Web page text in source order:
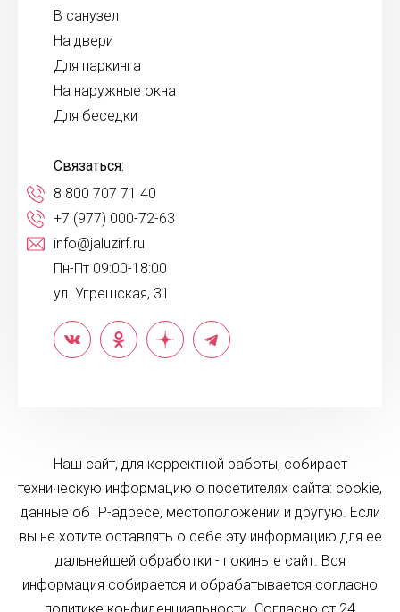
В санузел
На двери
Для паркинга
На наружные окна
Для беседки
Связаться:
8 800 707 71 40
+7 (977) 000-72-63
info@jaluzirf.ru
Пн-Пт 09:00-18:00
ул. Угрешская, 31
Наш сайт, для корректной работы, собирает
техническую информацию о посетителях сайта: cookie,
данные об IP-адресе, местоположении и другую. Если
вы не хотите оставлять о себе эту информацию для ее
дальнейшей обработки - покиньте сайт. Вся
информация собирается и обрабатывается согласно